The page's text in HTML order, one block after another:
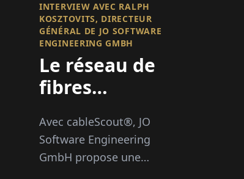
INTERVIEW AVEC RALPH
KOSZTOVITS, DIRECTEUR
GÉNÉRAL DE JO SOFTWARE
ENGINEERING GMBH
Le réseau de
fibres
toujours en
vue
Avec cableScout®, JO
Software Engineering
GmbH propose une